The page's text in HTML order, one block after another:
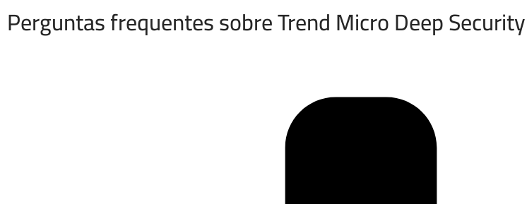
Perguntas frequentes sobre Trend Micro Deep Security